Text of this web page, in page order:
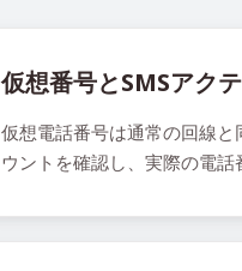
仮想番号とSMSアク
仮想電話番号は通常の回線
ウントを確認し、実際の電話